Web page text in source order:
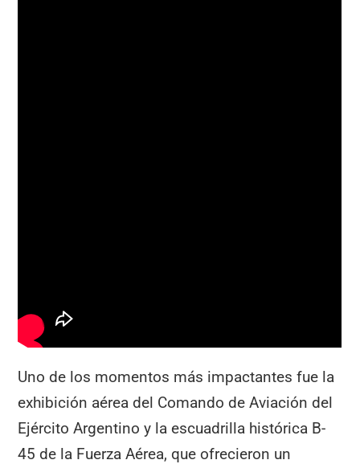
Uno de los momentos más impactantes fue la
exhibición aérea del Comando de Aviación del
Ejército Argentino y la escuadrilla histórica B-
45 de la Fuerza Aérea, que ofrecieron un